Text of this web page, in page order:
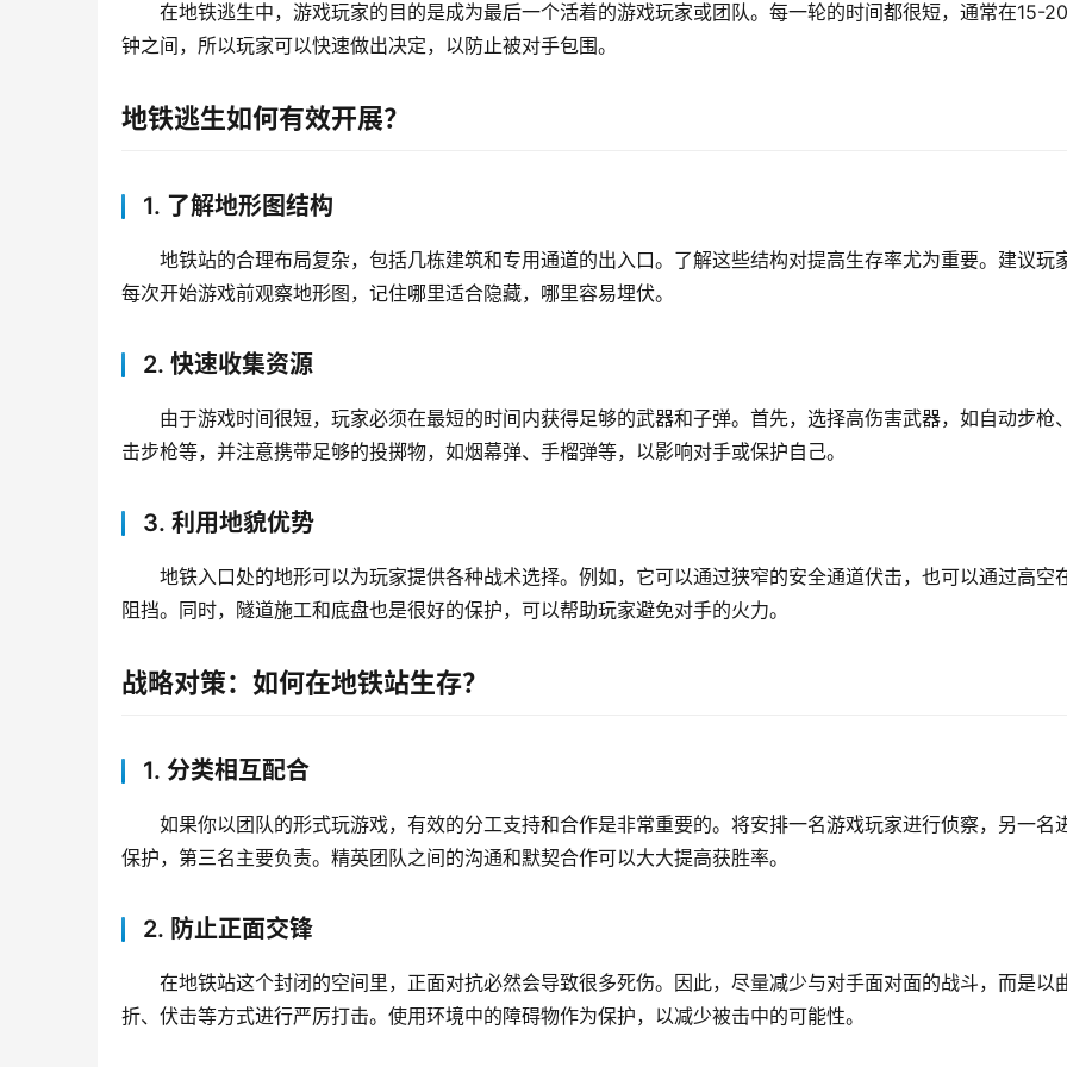
在地铁逃生中，游戏玩家的目的是成为最后一个活着的游戏玩家或团队。每一轮的时间都很短，通常在15-
钟之间，所以玩家可以快速做出决定，以防止被对手包围。
地铁逃生如何有效开展？
1. 了解地形图结构
地铁站的合理布局复杂，包括几栋建筑和专用通道的出入口。了解这些结构对提高生存率尤为重要。建议玩
每次开始游戏前观察地形图，记住哪里适合隐藏，哪里容易埋伏。
2. 快速收集资源
由于游戏时间很短，玩家必须在最短的时间内获得足够的武器和子弹。首先，选择高伤害武器，如自动步枪
击步枪等，并注意携带足够的投掷物，如烟幕弹、手榴弹等，以影响对手或保护自己。
3. 利用地貌优势
地铁入口处的地形可以为玩家提供各种战术选择。例如，它可以通过狭窄的安全通道伏击，也可以通过高空
阻挡。同时，隧道施工和底盘也是很好的保护，可以帮助玩家避免对手的火力。
战略对策：如何在地铁站生存？
1. 分类相互配合
如果你以团队的形式玩游戏，有效的分工支持和合作是非常重要的。将安排一名游戏玩家进行侦察，另一名
保护，第三名主要负责。精英团队之间的沟通和默契合作可以大大提高获胜率。
2. 防止正面交锋
在地铁站这个封闭的空间里，正面对抗必然会导致很多死伤。因此，尽量减少与对手面对面的战斗，而是以
折、伏击等方式进行严厉打击。使用环境中的障碍物作为保护，以减少被击中的可能性。